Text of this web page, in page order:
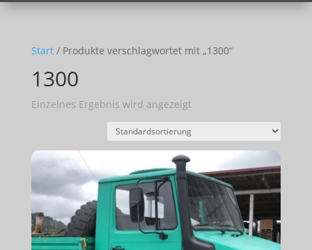
Start/ Produkte verschlagwortet mit „1300“
1300
Einzelnes Ergebnis wird angezeigt